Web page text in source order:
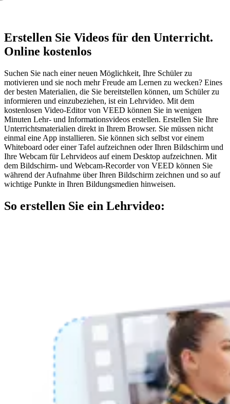
Erstellen Sie Videos für den Unterricht.
Online kostenlos
Suchen Sie nach einer neuen Möglichkeit, Ihre Schüler zu
motivieren und sie noch mehr Freude am Lernen zu wecken? Eines
der besten Materialien, die Sie bereitstellen können, um Schüler zu
informieren und einzubeziehen, ist ein Lehrvideo. Mit dem
kostenlosen Video-Editor von VEED können Sie in wenigen
Minuten Lehr- und Informationsvideos erstellen. Erstellen Sie Ihre
Unterrichtsmaterialien direkt in Ihrem Browser. Sie müssen nicht
einmal eine App installieren. Sie können sich selbst vor einem
Whiteboard oder einer Tafel aufzeichnen oder Ihren Bildschirm und
Ihre Webcam für Lehrvideos auf einem Desktop aufzeichnen. Mit
dem Bildschirm- und Webcam-Recorder von VEED können Sie
während der Aufnahme über Ihren Bildschirm zeichnen und so auf
wichtige Punkte in Ihren Bildungsmedien hinweisen.
So erstellen Sie ein Lehrvideo: